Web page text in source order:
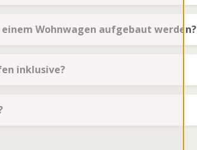
Wohnwagen aufgebaut werden?
inklusive?